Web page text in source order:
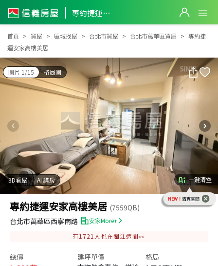
專約捷運安家高樓美居
專約捷運安家高樓美居
首頁 買屋 區域找屋 台北市買屋 台北市萬華區買屋
專約捷
運安家高樓美居
圖片 1/15 格局圖
3D看屋 AI 講房 一鍵清空
NEW！ 清爽空間
專約捷運安家高樓美居 (7559QB)
台北市萬華區西寧南路
安家More+
有1721 人也在關注這間👀
總價
建坪單價
格局